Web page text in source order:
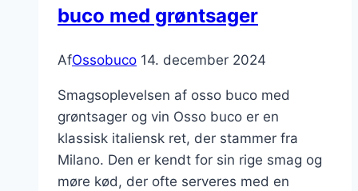
buco med grøntsager
AfOssobuco 14. december 2024
Smagsoplevelsen af osso buco med
grøntsager og vin Osso buco er en
klassisk italiensk ret, der stammer fra
Milano. Den er kendt for sin rige smag og
møre kød, der ofte serveres med en